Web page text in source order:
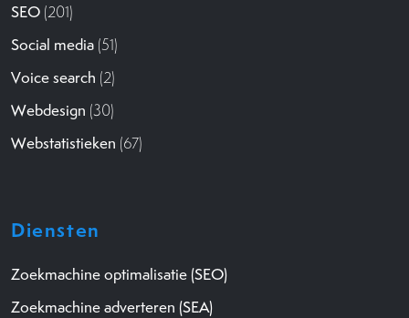
SEO (201)
Social media (51)
Voice search (2)
Webdesign (30)
Webstatistieken (67)
Diensten
Zoekmachine optimalisatie (SEO)
Zoekmachine adverteren (SEA)